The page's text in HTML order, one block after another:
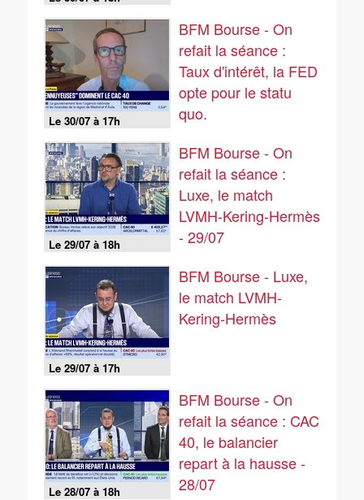
Le 30/07 à 17h
BFM Bourse - On
refait la séance :
Taux d'intérêt, la FED
opte pour le statu
quo.
Le 29/07 à 18h
BFM Bourse - On
refait la séance :
Luxe, le match
LVMH-Kering-Hermès
- 29/07
Le 29/07 à 17h
BFM Bourse - Luxe,
le match LVMH-
Kering-Hermès
Le 28/07 à 18h
BFM Bourse - On
refait la séance : CAC
40, le balancier
repart à la hausse -
28/07